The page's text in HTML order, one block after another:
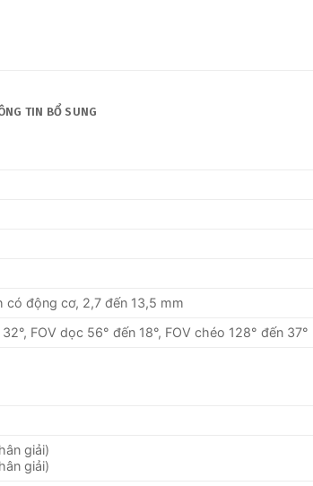
TIN BỔ SUNG
có động cơ, 2,7 đến 13,5 mm
FOV dọc 56° đến 18°, FOV chéo 128° đến 37°
giải)
giải)